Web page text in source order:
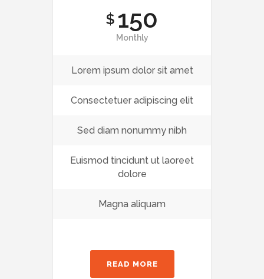
$ 150
Monthly
Lorem ipsum dolor sit amet
Consectetuer adipiscing elit
Sed diam nonummy nibh
Euismod tincidunt ut laoreet
dolore
Magna aliquam
READ MORE